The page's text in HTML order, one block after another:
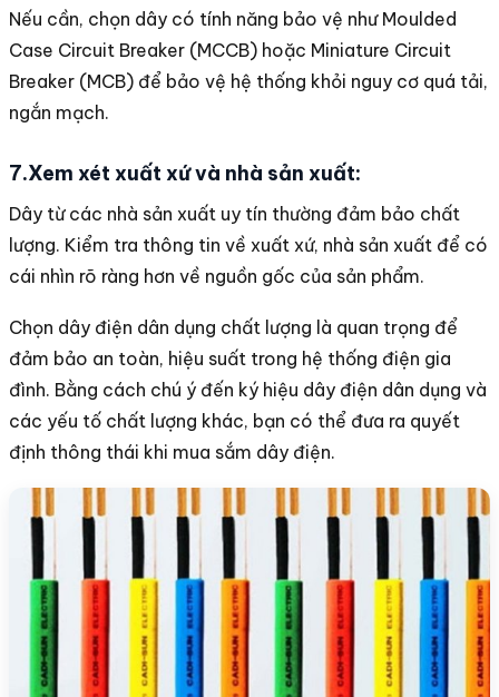
Nếu cần, chọn dây có tính năng bảo vệ như Moulded
Case Circuit Breaker (MCCB) hoặc Miniature Circuit
Breaker (MCB) để bảo vệ hệ thống khỏi nguy cơ quá tải,
ngắn mạch.
7.Xem xét xuất xứ và nhà sản xuất:
Dây từ các nhà sản xuất uy tín thường đảm bảo chất
lượng. Kiểm tra thông tin về xuất xứ, nhà sản xuất để có
cái nhìn rõ ràng hơn về nguồn gốc của sản phẩm.
Chọn dây điện dân dụng chất lượng là quan trọng để
đảm bảo an toàn, hiệu suất trong hệ thống điện gia
đình. Bằng cách chú ý đến ký hiệu dây điện dân dụng và
các yếu tố chất lượng khác, bạn có thể đưa ra quyết
định thông thái khi mua sắm dây điện.